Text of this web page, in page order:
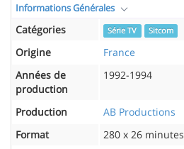
Informations Générales
Catégories Série TV Sitcom
Origine
France
Années de
production
1992-1994
Production
AB Productions
Format
280 x 26 minutes